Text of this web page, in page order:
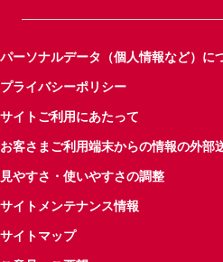
パーソナルデータ（個人情報など）に
プライバシーポリシー
サイトご利用にあたって
お客さまご利用端末からの情報の外部
見やすさ・使いやすさの調整
サイトメンテナンス情報
サイトマップ